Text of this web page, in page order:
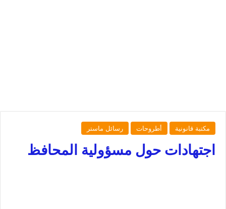
مكتبة قانونية أطروحات رسائل ماستر
اجتهادات حول مسؤولية المحافظ